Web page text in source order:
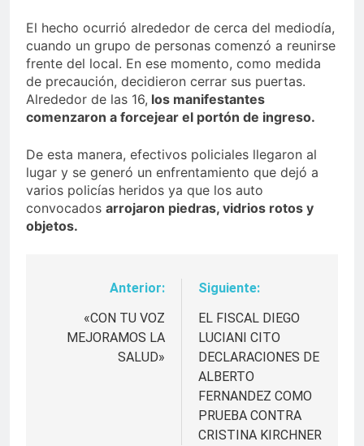
El hecho ocurrió alrededor de cerca del mediodía,
cuando un grupo de personas comenzó a reunirse
frente del local. En ese momento, como medida
de precaución, decidieron cerrar sus puertas.
Alrededor de las 16, los manifestantes
comenzaron a forcejear el portón de ingreso.
De esta manera, efectivos policiales llegaron al
lugar y se generó un enfrentamiento que dejó a
varios policías heridos ya que los auto
convocados arrojaron piedras, vidrios rotos y
objetos.
Navegación
entradas
Anterior:
«CON TU VOZ
MEJORAMOS LA
SALUD»
Siguiente:
EL FISCAL DIEGO
LUCIANI CITO
DECLARACIONES DE
ALBERTO
FERNANDEZ COMO
PRUEBA CONTRA
CRISTINA KIRCHNER